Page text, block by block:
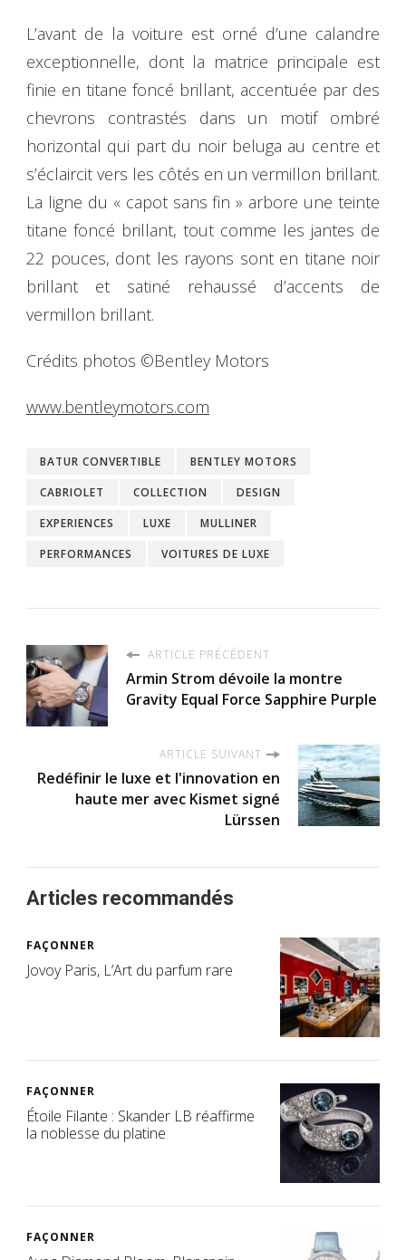
L’avant de la voiture est orné d’une calandre
exceptionnelle, dont la matrice principale est
finie en titane foncé brillant, accentuée par des
chevrons contrastés dans un motif ombré
horizontal qui part du noir beluga au centre et
s’éclaircit vers les côtés en un vermillon brillant.
La ligne du « capot sans fin » arbore une teinte
titane foncé brillant, tout comme les jantes de
22 pouces, dont les rayons sont en titane noir
brillant et satiné rehaussé d’accents de
vermillon brillant.
Crédits photos ©Bentley Motors
www.bentleymotors.com
BATUR CONVERTIBLE
BENTLEY MOTORS
CABRIOLET
COLLECTION
DESIGN
EXPERIENCES
LUXE
MULLINER
PERFORMANCES
VOITURES DE LUXE
ARTICLE PRÉCÉDENT
Armin Strom dévoile la montre
Gravity Equal Force Sapphire Purple
ARTICLE SUIVANT
Redéfinir le luxe et l'innovation en
haute mer avec Kismet signé
Lürssen
Articles recommandés
FAÇONNER
Jovoy Paris, L’Art du parfum rare
FAÇONNER
Étoile Filante : Skander LB réaffirme
la noblesse du platine
FAÇONNER